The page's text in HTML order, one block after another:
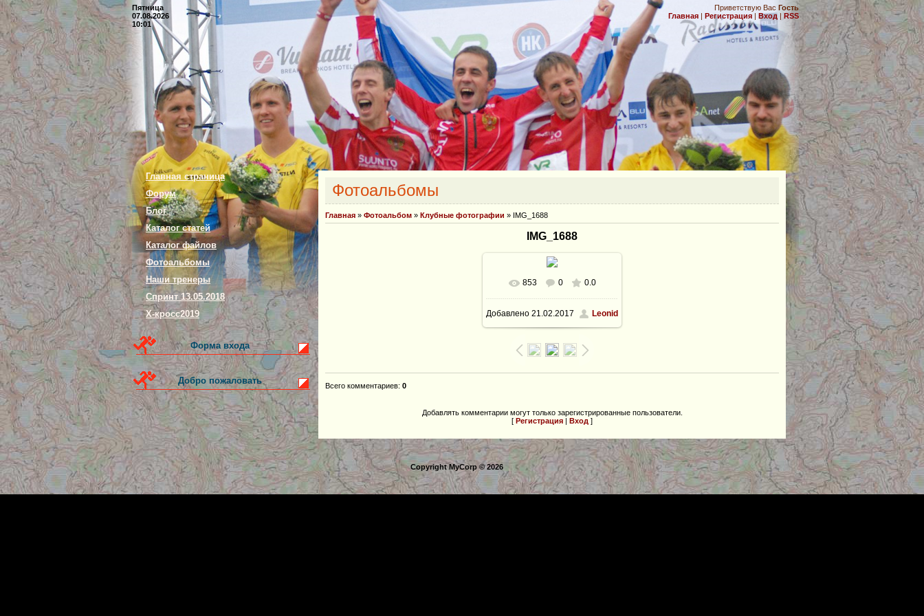
Пятница
07.08.2026
10:01
Приветствую Вас Гость
Главная | Регистрация | Вход | RSS
Главная страница
Форум
Блог
Каталог статей
Каталог файлов
Фотоальбомы
Наши тренеры
Спринт 13.05.2018
Х-кросс2019
Форма входа
Добро пожаловать
Фотоальбомы
Главная » Фотоальбом » Клубные фотографии » IMG_1688
IMG_1688
В реальном размере
1024x768/ 453.7Kb
853 0 0.0
Добавлено 21.02.2017 Leonid
Всего комментариев: 0
Добавлять комментарии могут только зарегистрированные пользователи.
[ Регистрация | Вход ]
Copyright MyCorp © 2026